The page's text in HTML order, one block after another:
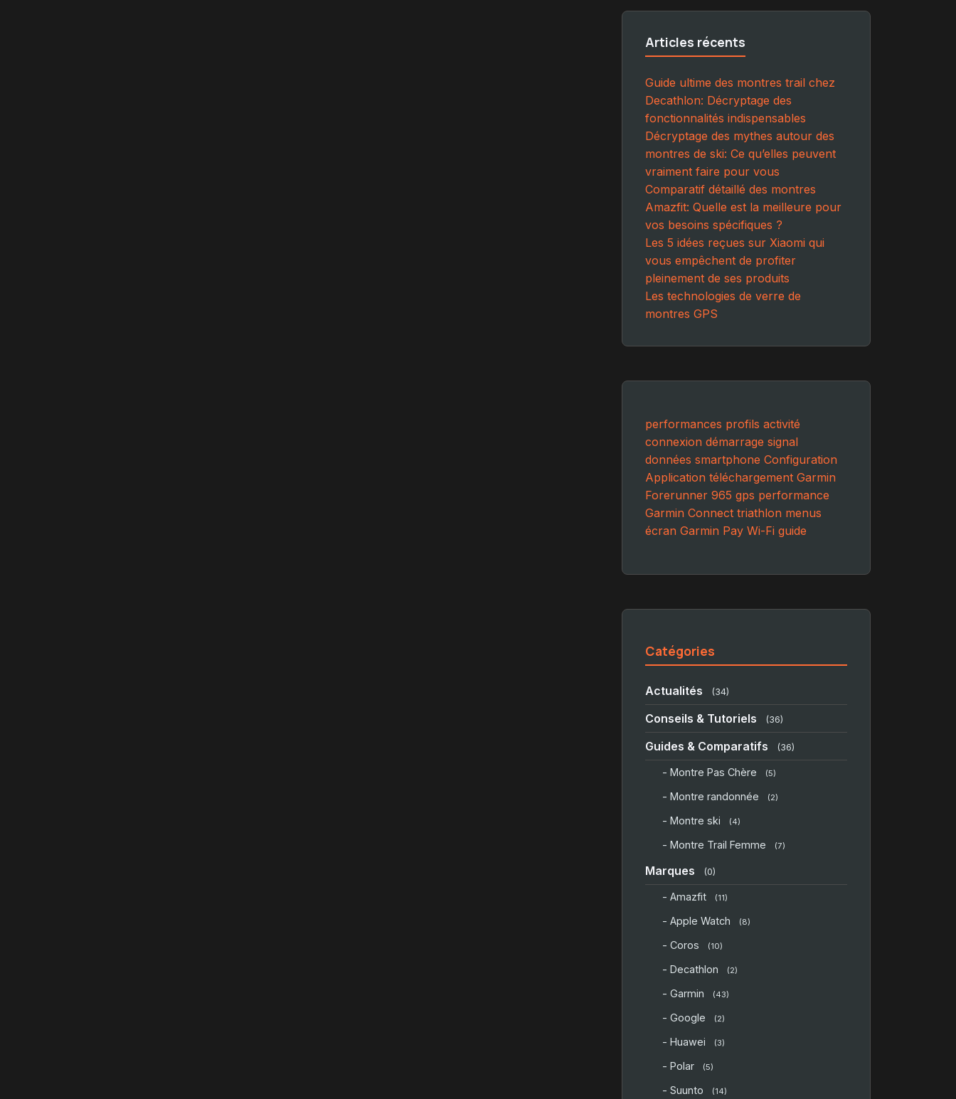
Articles récents
Guide ultime des montres trail chez
Decathlon: Décryptage des
fonctionnalités indispensables
Décryptage des mythes autour des
montres de ski: Ce qu’elles peuvent
vraiment faire pour vous
Comparatif détaillé des montres
Amazfit: Quelle est la meilleure pour
vos besoins spécifiques ?
Les 5 idées reçues sur Xiaomi qui
vous empêchent de profiter
pleinement de ses produits
Les technologies de verre de
montres GPS
performances profils activité
connexion démarrage signal
données smartphone Configuration
Application téléchargement Garmin
Forerunner 965 gps performance
Garmin Connect triathlon menus
écran Garmin Pay Wi-Fi guide
Catégories
Actualités (34)
Conseils & Tutoriels (36)
Guides & Comparatifs (36)
- Montre Pas Chère (5)
- Montre randonnée (2)
- Montre ski (4)
- Montre Trail Femme (7)
Marques (0)
- Amazfit (11)
- Apple Watch (8)
- Coros (10)
- Decathlon (2)
- Garmin (43)
- Google (2)
- Huawei (3)
- Polar (5)
- Suunto (14)